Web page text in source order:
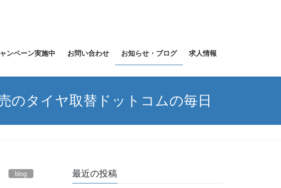
ンペーン実施中 お問い合わせ お知らせ・ブログ 求人情報
のタイヤ取替ドットコムの毎日
blog 最近の投稿